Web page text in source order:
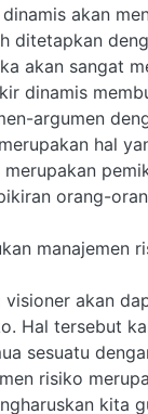
akan
ditetapkan
akan sangat
dinamis
argumen
hal
orang-
manajemen
visioner akan
Hal tersebut
sesuatu
risiko
kita